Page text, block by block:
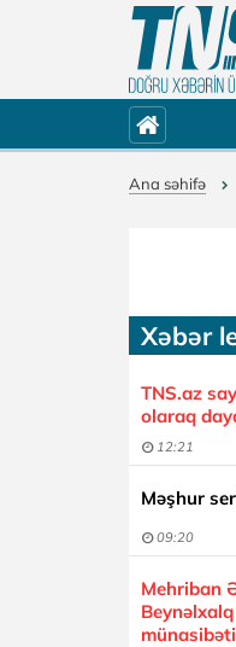
Ana səhifə
Xəbər
TNS.az
olaraq
12:21
Məşhur
09:20
Mehriban